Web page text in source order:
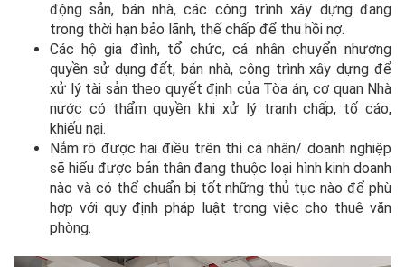
động sản, bán nhà, các công trình xây dựng đang
trong thời hạn bảo lãnh, thế chấp để thu hồi nợ.
Các hộ gia đình, tổ chức, cá nhân chuyển nhượng
quyền sử dụng đất, bán nhà, công trình xây dựng để
xử lý tài sản theo quyết định của Tòa án, cơ quan Nhà
nước có thẩm quyền khi xử lý tranh chấp, tố cáo,
khiếu nại.
Nắm rõ được hai điều trên thì cá nhân/ doanh nghiệp
sẽ hiểu được bản thân đang thuộc loại hình kinh doanh
nào và có thể chuẩn bị tốt những thủ tục nào để phù
hợp với quy định pháp luật trong việc cho thuê văn
phòng.